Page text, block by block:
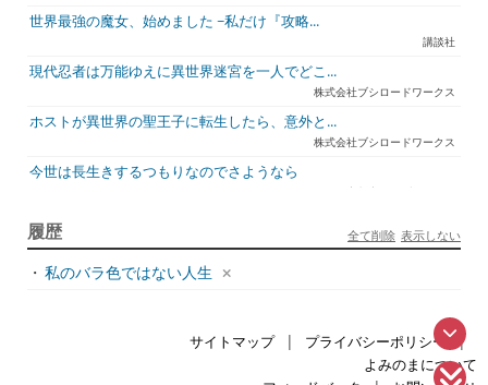
世界最強の魔女、始めました ~私だけ『攻略...
講談社
現代忍者は万能ゆえに異世界迷宮を一人でどこ...
株式会社ブシロードワークス
ホストが異世界の聖王子に転生したら、意外と...
株式会社ブシロードワークス
今世は長生きするつもりなのでさようなら
宇都宮ケーブルテレビ
ジュリとエレナの森の相談所 ~付与の力であ...
一二三書房
天才悪女は嘘を見破る2
ホビージャパン
履歴 表示しない
全て削除
・ 私のバラ色ではない人生
サイトマップ | プライバシーポリシー |
よみのまについて